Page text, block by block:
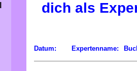
dich als
Datum: Expertenname: